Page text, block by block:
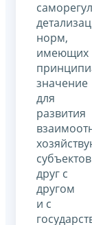
норм,
имеющих
значение
для
развития
субъектов
друг с
другом
и с